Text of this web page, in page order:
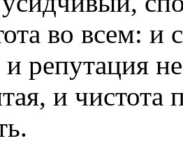
во всем: и
репутация
и